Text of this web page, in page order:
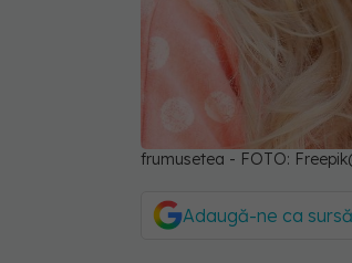
frumusetea - FOTO:
Adaugă-ne ca